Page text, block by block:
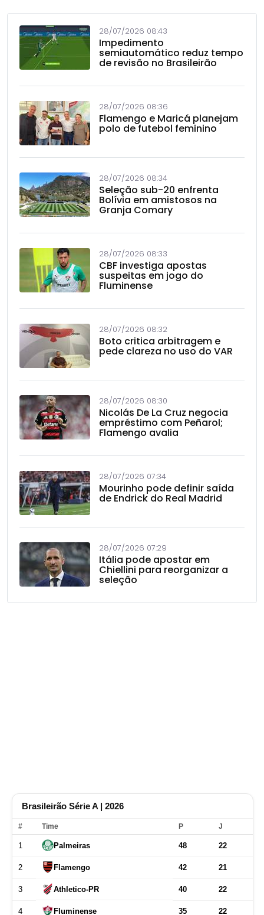
28/07/2026 08:43
Impedimento
semiautomático reduz tempo
de revisão no Brasileirão
28/07/2026 08:36
Flamengo e Maricá planejam
polo de futebol feminino
28/07/2026 08:34
Seleção sub-20 enfrenta
Bolívia em amistosos na
Granja Comary
28/07/2026 08:33
CBF investiga apostas
suspeitas em jogo do
Fluminense
28/07/2026 08:32
Boto critica arbitragem e
pede clareza no uso do VAR
28/07/2026 08:30
Nicolás De La Cruz negocia
empréstimo com Peñarol;
Flamengo avalia
28/07/2026 07:34
Mourinho pode definir saída
de Endrick do Real Madrid
28/07/2026 07:29
Itália pode apostar em
Chiellini para reorganizar a
seleção